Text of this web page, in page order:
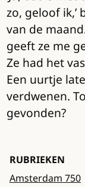
zo, geloof
van de
geeft ze me
Ze had het
Een uurtje
verdwenen.
gevonden?
RUBRIEKEN
Amsterdam 750